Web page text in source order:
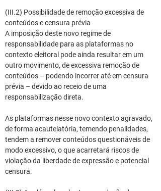
(III.2) Possibilidade de remoção excessiva de
conteúdos e censura prévia
A imposição deste novo regime de
responsabilidade para as plataformas no
contexto eleitoral pode ainda resultar em um
outro movimento, de excessiva remoção de
conteúdos – podendo incorrer até em censura
prévia – devido ao receio de uma
responsabilização direta.
As plataformas nesse novo contexto agravado,
de forma acautelatória, temendo penalidades,
tendem a remover conteúdos questionáveis de
modo excessivo, o que acarretará riscos de
violação da liberdade de expressão e potencial
censura.